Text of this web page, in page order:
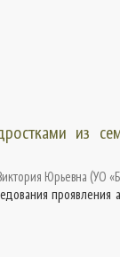
из
Юрьевна (УО